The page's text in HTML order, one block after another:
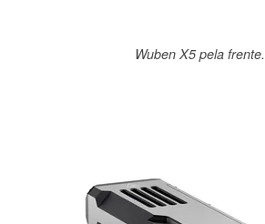
Wuben X5 pela frente.